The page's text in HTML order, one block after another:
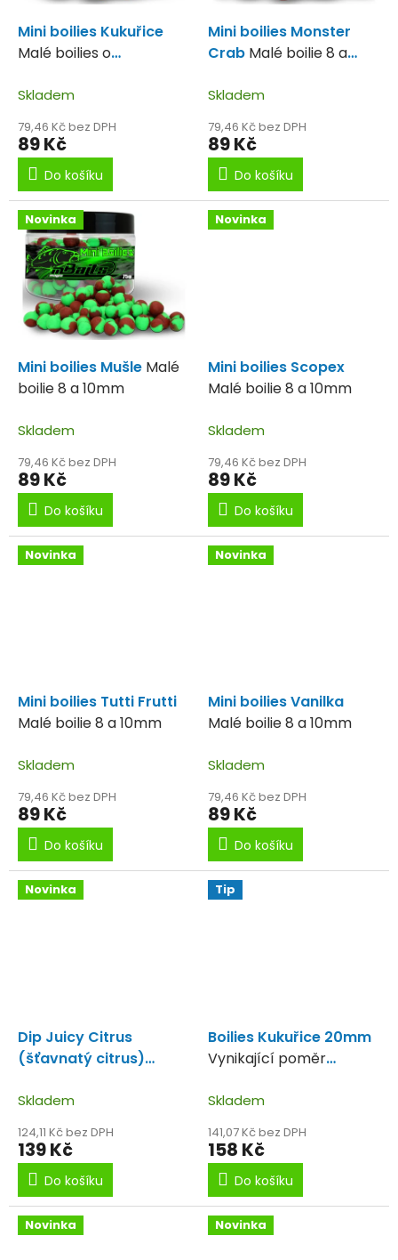
dMini boilies Kukuřice
Malé boilies o
Skladem
79,46 Kč bez DPH
89 Kč
Do košíku
Mini boilies Monster
Crab Malé boilie 8 a
Skladem
79,46 Kč bez DPH
89 Kč
Do košíku
Novinka
Mini boilies Mušle Malé
boilie 8 a 10mm
Skladem
79,46 Kč bez DPH
89 Kč
Do košíku
Novinka
Mini boilies Scopex
Malé boilie 8 a 10mm
Skladem
79,46 Kč bez DPH
89 Kč
Do košíku
Novinka
Mini boilies Tutti Frutti
Malé boilie 8 a 10mm
Skladem
79,46 Kč bez DPH
89 Kč
Do košíku
Novinka
Mini boilies Vanilka
Malé boilie 8 a 10mm
Skladem
79,46 Kč bez DPH
89 Kč
Do košíku
Novinka
Dip Juicy Citrus
(šťavnatý citrus)
Skladem
124,11 Kč bez DPH
139 Kč
Do košíku
Tip
Boilies Kukuřice 20mm
Vynikající poměr
Skladem
141,07 Kč bez DPH
158 Kč
Do košíku
Novinka Novinka